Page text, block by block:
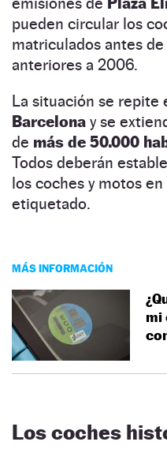
pueden circular los
matriculados antes
anteriores a 2006.
La situación se repite
Barcelona y se
de más de 50.000
Todos deberán
los coches y motos
etiquetado.
MÁS INFORMACIÓN
mi
Los coches